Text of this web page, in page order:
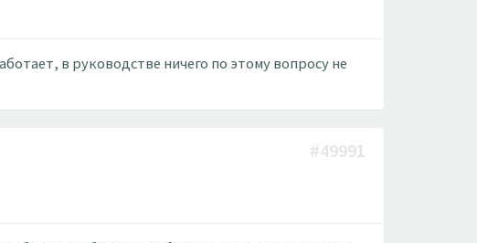
в руководстве ничего по этому вопросу не
#49991